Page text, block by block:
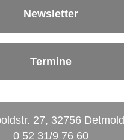
Newsletter
Termine
27, 32756 Detmold
0 52 31/9 76 60